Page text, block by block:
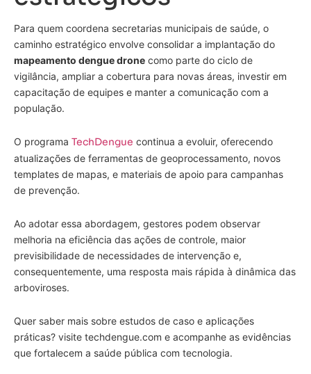
Para quem coordena secretarias municipais de saúde, o
caminho estratégico envolve consolidar a implantação do
mapeamento dengue drone como parte do ciclo de
vigilância, ampliar a cobertura para novas áreas, investir em
capacitação de equipes e manter a comunicação com a
população.
O programa TechDengue continua a evoluir, oferecendo
atualizações de ferramentas de geoprocessamento, novos
templates de mapas, e materiais de apoio para campanhas
de prevenção.
Ao adotar essa abordagem, gestores podem observar
melhoria na eficiência das ações de controle, maior
previsibilidade de necessidades de intervenção e,
consequentemente, uma resposta mais rápida à dinâmica das
arboviroses.
Quer saber mais sobre estudos de caso e aplicações
práticas? visite techdengue.com e acompanhe as evidências
que fortalecem a saúde pública com tecnologia.